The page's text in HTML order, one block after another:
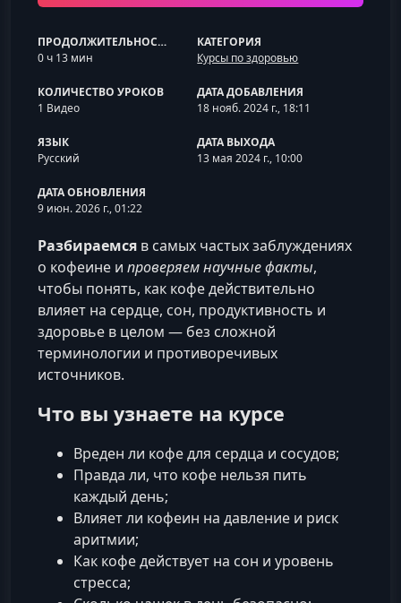
ПРОДОЛЖИТЕЛЬНОСТЬ
0 ч 13 мин
КАТЕГОРИЯ
Курсы по здоровью
КОЛИЧЕСТВО УРОКОВ
1 Видео
ДАТА ДОБАВЛЕНИЯ
18 нояб. 2024 г., 18:11
ЯЗЫК
Русский
ДАТА ВЫХОДА
13 мая 2024 г., 10:00
ДАТА ОБНОВЛЕНИЯ
9 июн. 2026 г., 01:22
Разбираемся в самых частых заблуждениях
о кофеине и проверяем научные факты,
чтобы понять, как кофе действительно
влияет на сердце, сон, продуктивность и
здоровье в целом — без сложной
терминологии и противоречивых
источников.
Что вы узнаете на курсе
Вреден ли кофе для сердца и сосудов;
Правда ли, что кофе нельзя пить
каждый день;
Влияет ли кофеин на давление и риск
аритмии;
Как кофе действует на сон и уровень
стресса;